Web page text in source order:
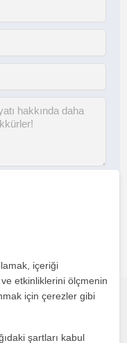
ile gönder
içeriği
etkinliklerini ölçmenin
için çerezler gibi
şartları kabul